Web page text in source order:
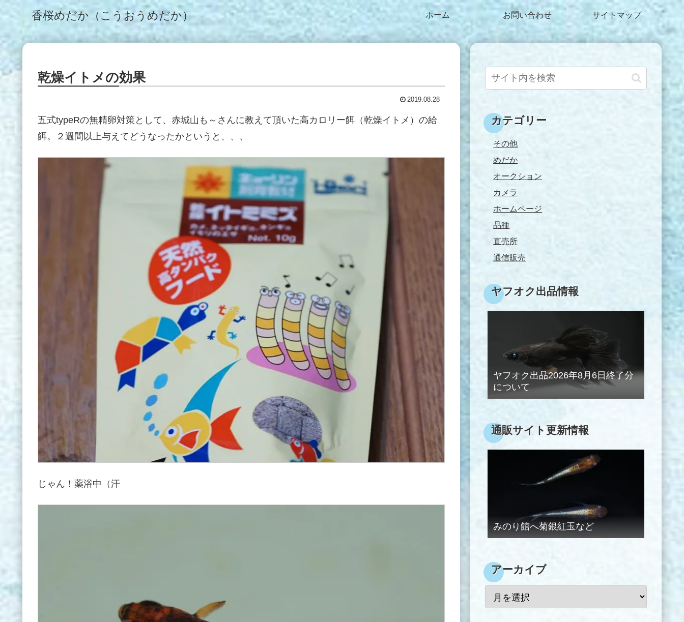
香桜めだか（こうおうめだか） ホーム お問い合わせ サイトマップ
乾燥イトメの効果
2019.08.28
五式typeRの無精卵対策として、赤城山も～さんに教えて頂いた高カロリー餌（乾燥イトメ）の給
餌。２週間以上与えてどうなったかというと、、、
じゃん！薬浴中（汗
カテゴリー
その他
めだか
オークション
カメラ
ホームページ
品種
直売所
通信販売
ヤフオク出品情報
ヤフオク出品2026年8月6日終了分
について
通販サイト更新情報
みのり館へ菊銀紅玉など
アーカイブ